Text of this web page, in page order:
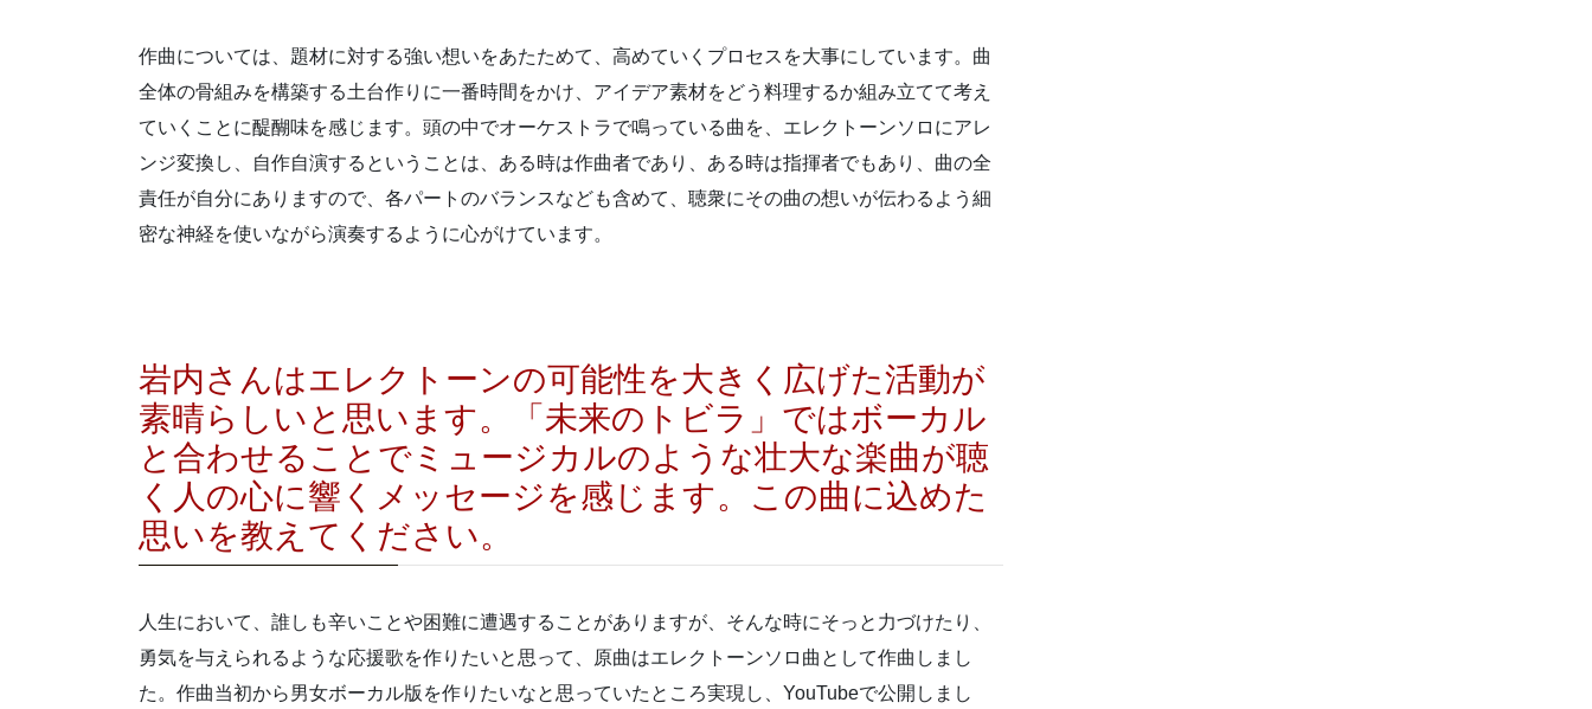
作曲については、題材に対する強い想いをあたためて、高めていくプロセスを大事にしています。曲
全体の骨組みを構築する土台作りに一番時間をかけ、アイデア素材をどう料理するか組み立てて考え
ていくことに醍醐味を感じます。頭の中でオーケストラで鳴っている曲を、エレクトーンソロにアレ
ンジ変換し、自作自演するということは、ある時は作曲者であり、ある時は指揮者でもあり、曲の全
責任が自分にありますので、各パートのバランスなども含めて、聴衆にその曲の想いが伝わるよう細
密な神経を使いながら演奏するように心がけています。
岩内さんはエレクトーンの可能性を大きく広げた活動が
素晴らしいと思います。「未来のトビラ」ではボーカル
と合わせることでミュージカルのような壮大な楽曲が聴
く人の心に響くメッセージを感じます。この曲に込めた
思いを教えてください。
人生において、誰しも辛いことや困難に遭遇することがありますが、そんな時にそっと力づけたり、
勇気を与えられるような応援歌を作りたいと思って、原曲はエレクトーンソロ曲として作曲しまし
た。作曲当初から男女ボーカル版を作りたいなと思っていたところ実現し、 YouTubeで公開しまし